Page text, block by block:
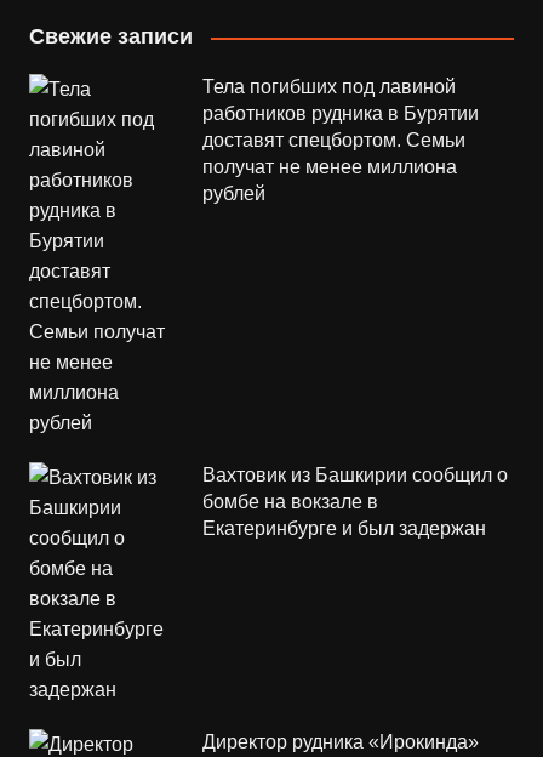
Свежие записи
Тела погибших под лавиной
работников рудника в Бурятии
доставят спецбортом. Семьи
получат не менее миллиона
рублей
Вахтовик из Башкирии сообщил о
бомбе на вокзале в
Екатеринбурге и был задержан
Директор рудника «Ирокинда»